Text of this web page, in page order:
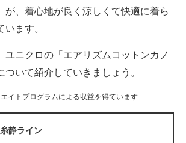
通す
新トレンド
イスの未来
かる
が、着心地が良く涼しくて快適に着ら
ます。
ニクロの「エアリズムコットンカノ
ついて紹介していきましょう。
イトプログラムによる収益を得ています
静ライン